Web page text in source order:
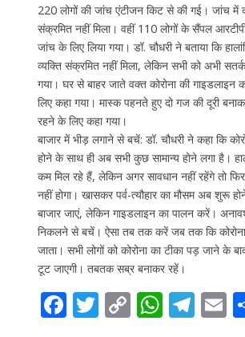
220 लोगों की जांच एंटीजन किट से की गई। जांच में
संक्रमित नहीं मिला। वहीं 110 लोगों के सैंपल
जांच के लिए लिया गया। डॉ. चौधरी ने बताया कि
व्यक्ति संक्रमित नहीं मिला, लेकिन सभी को अभी
गया। घर से बाहर जाते वक्त कोरोना की गाइडलाइन
लिए कहा गया। मास्क पहनते हुए दो गज की दूरी
रहने के लिए कहा गया।
बाजार में भीड़ लगाने से बचें: डॉ. चौधरी ने कहा कि
होने के साथ ही अब सभी कुछ सामान्य होने लगा है।
कम मिल रहे हैं, लेकिन अगर सावधान नहीं रहेंगे तो
नहीं होगा। खासकर पर्व-त्यौहार का मौसम अब शुरू
बाजार जाएं, लेकिन गाइडलाइन का पालन करें।
निकलने से बचें। ऐसा तब तक करें जब तक कि कोरोना
जाता। सभी लोगों को कोरोना का टीका पड़ जाने के
टूट जाएगी। तबतक सब्र बनाकर रहें।
F T C W T E